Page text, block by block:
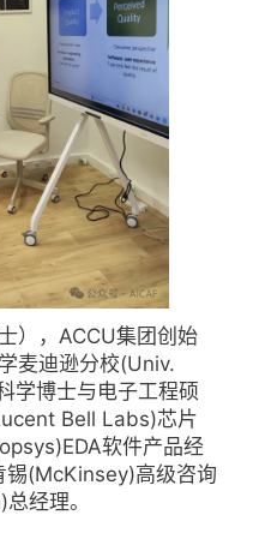
），ACCU集团创始
麦迪逊分校(Univ.
学博士与电子工程硕
Bell Labs)芯片
软件产品经
(McKinsey)高级咨询
经理。